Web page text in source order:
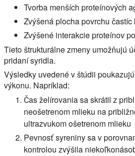
Tvorba menších proteínových
Zvýšená plocha povrchu častíc
Zvýšené interakcie proteínov
Tieto štrukturálne zmeny umožňujú
pridaní syridla.
Výsledky uvedené v štúdii
výkonu. Napríklad:
Čas želírovania sa skrátil z
neošetrenom mlieku na
ultrazvukom ošetrenom mlieku
Pevnosť syreniny sa v
kontrolou zvýšila